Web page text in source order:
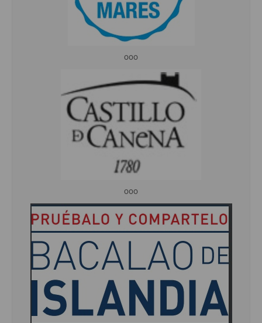
ooo
ooo